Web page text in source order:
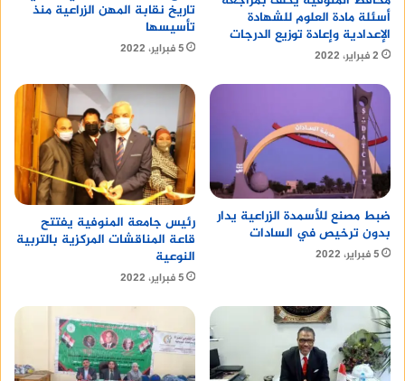
أسئلة مادة العلوم للشهادة
الإعدادية وإعادة توزيع الدرجات
2 فبراير، 2022
تاريخ نقابة المهن الزراعية منذ
تأسيسها
5 فبراير، 2022
ضبط مصنع للأسمدة الزراعية يدار
بدون ترخيص في السادات
5 فبراير، 2022
رئيس جامعة المنوفية يفتتح
قاعة المناقشات المركزية بالتربية
النوعية
5 فبراير، 2022